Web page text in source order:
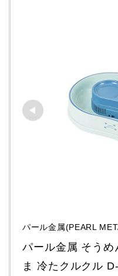
パール金属(PEARL
パール金属 そうめ
ま 冷たクルクル